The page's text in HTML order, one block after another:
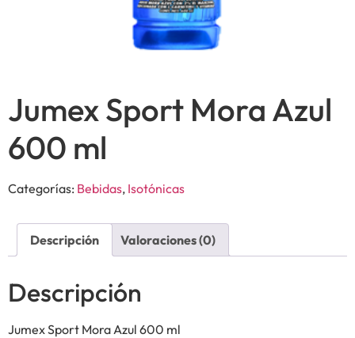
Jumex Sport Mora Azul
600 ml
Categorías: Bebidas, Isotónicas
Descripción Valoraciones (0)
Descripción
Jumex Sport Mora Azul 600 ml